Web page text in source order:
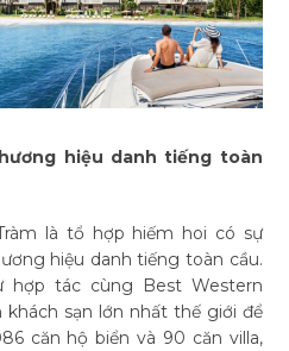
hiệu danh tiếng toàn
là tổ hợp hiếm hoi có sự
hiệu danh tiếng toàn cầu.
hợp tác cùng Best Western
sạn lớn nhất thế giới để
căn hộ biển và 90 căn villa,